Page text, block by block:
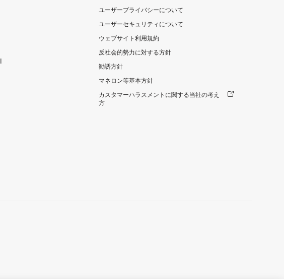
ユーザープライバシーについて
ユーザーセキュリティについて
ウェブサイト利用規約
反社会的勢力に対する方針
勧誘方針
マネロン等基本方針
カスタマーハラスメントに関する当社の考え
方